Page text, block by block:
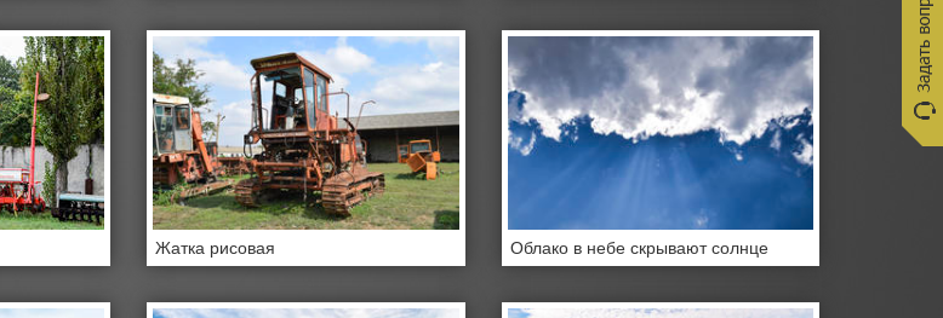
Жатка рисовая Облако в небе скрывают солнце